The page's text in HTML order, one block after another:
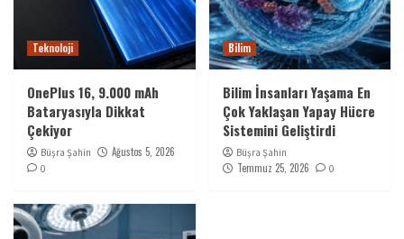
Teknoloji
OnePlus 16, 9.000 mAh
Bataryasıyla Dikkat
Çekiyor
Büşra Şahin Ağustos 5, 2026
0
Bilim
Bilim İnsanları Yaşama En
Çok Yaklaşan Yapay Hücre
Sistemini Geliştirdi
Büşra Şahin
Temmuz 25, 2026 0